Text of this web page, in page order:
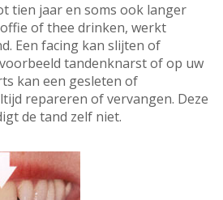
tien jaar en soms ook langer
of thee drinken, werkt
Een facing kan slijten of
tandenknarst of op uw
kan een gesleten of
repareren of vervangen. Deze
de tand zelf niet.